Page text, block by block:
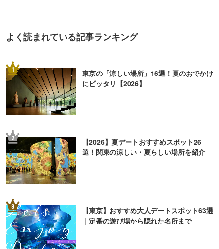
よく読まれている記事ランキング
1
東京の「涼しい場所」16選！夏のおでかけ
にピッタリ【2026】
2
【2026】夏デートおすすめスポット26
選！関東の涼しい・夏らしい場所を紹介
3
【東京】おすすめ大人デートスポット63選
｜定番の遊び場から隠れた名所まで